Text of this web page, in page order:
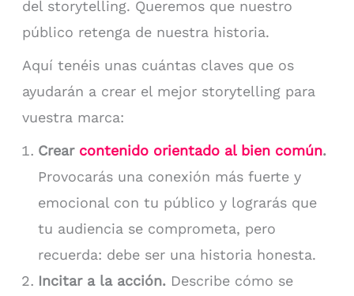
del storytelling. Queremos que nuestro
público retenga de nuestra historia.
Aquí tenéis unas cuántas claves que os
ayudarán a crear el mejor storytelling para
vuestra marca:
Crear contenido orientado al bien común.
Provocarás una conexión más fuerte y
emocional con tu público y lograrás que
tu audiencia se comprometa, pero
recuerda: debe ser una historia honesta.
Incitar a la acción.Describe cómo se